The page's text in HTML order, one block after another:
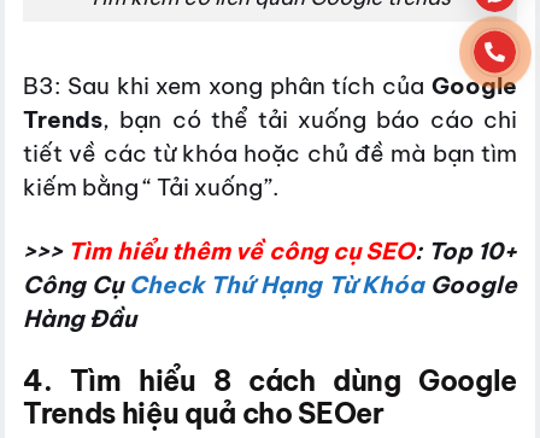
B3: Sau khi xem xong phân tích của Google
Trends, bạn có thể tải xuống báo cáo chi
tiết về các từ khóa hoặc chủ đề mà bạn tìm
kiếm bằng “ Tải xuống”.
>>> Tìm hiểu thêm về công cụ SEO: Top 10+
Công Cụ Check Thứ Hạng Từ KhóaGoogle
Hàng Đầu
4. Tìm hiểu 8 cách dùng Google
Trends hiệu quả cho SEOer